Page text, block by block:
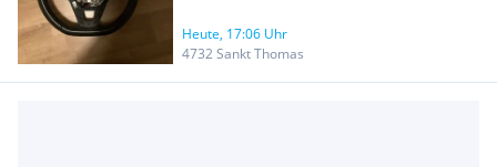
Heute, 17:06 Uhr
4732 Sankt Thomas